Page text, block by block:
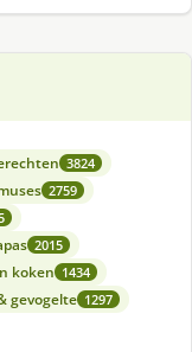
3824
2759
2015
koken 1434
gevogelte 1297